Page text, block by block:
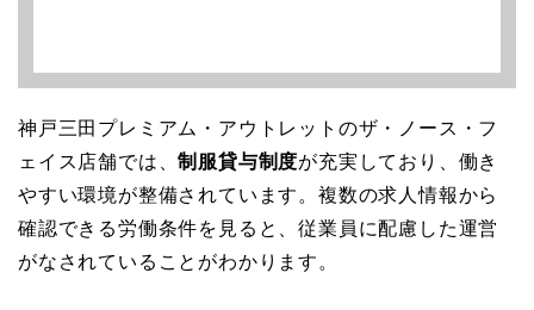
神戸三田プレミアム・アウトレットのザ・ノース・フ
ェイス店舗では、制服貸与制度が充実しており、働き
やすい環境が整備されています。複数の求人情報から
確認できる労働条件を見ると、従業員に配慮した運営
がなされていることがわかります。